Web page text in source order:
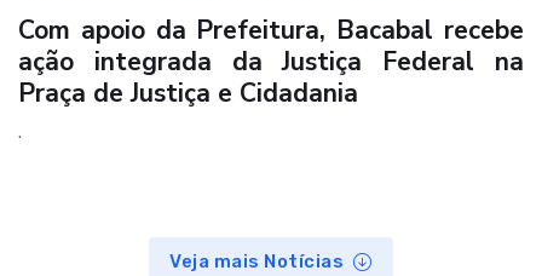
Com apoio da Prefeitura, Bacabal recebe
ação integrada da Justiça Federal na
Praça de Justiça e Cidadania
.
Veja mais Notícias